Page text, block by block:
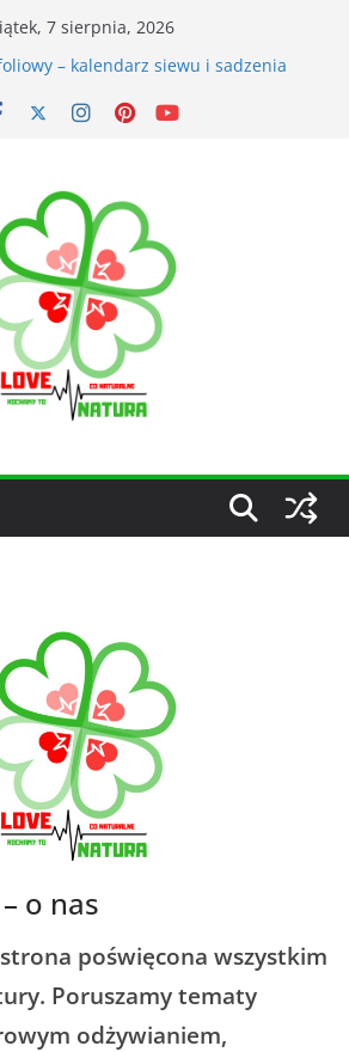
7 sierpnia, 2026
do pomiarów meteorologicznych
ogrodnicze nieocenionym
w ogrodzie
o nas
poświęcona wszystkim
Poruszamy tematy
odżywianiem,